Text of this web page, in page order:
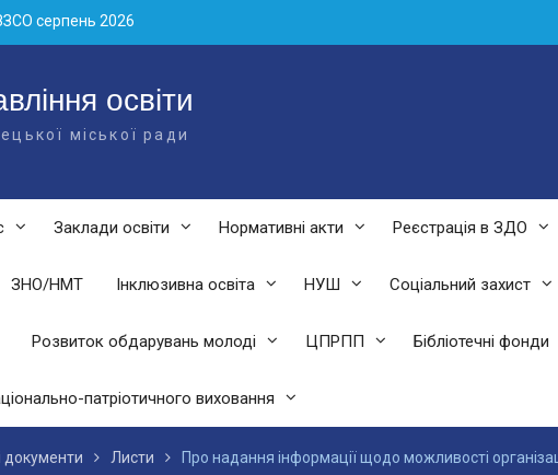
серпень 2026
червень 2026
ЗЗСО станом на 01.08.2026
освіти
міської ради
Заклади освіти Нормативні акти Реєстрація в ЗДО
ЗНО/НМТ Інклюзивна освіта НУШ Соціальний захист
Розвиток обдарувань молоді ЦПРПП Бібліотечні фонди
патріотичного виховання
документи Листи Про надання інформації щодо можливості